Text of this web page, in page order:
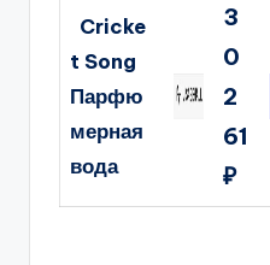
Cricke
t Song
Парфю
мерная
вода
3
0
2
61
₽